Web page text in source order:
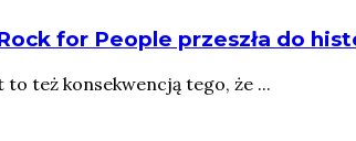
for People przeszła do
też konsekwencją tego, że ...